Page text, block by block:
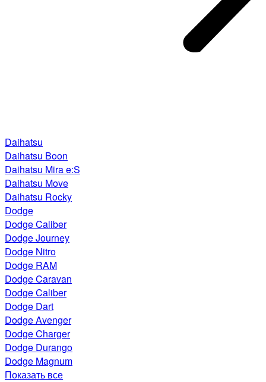
Daihatsu
Daihatsu Boon
Daihatsu Mira e:S
Daihatsu Move
Daihatsu Rocky
Dodge
Dodge Caliber
Dodge Journey
Dodge Nitro
Dodge RAM
Dodge Caravan
Dodge Caliber
Dodge Dart
Dodge Avenger
Dodge Charger
Dodge Durango
Dodge Magnum
Показать все